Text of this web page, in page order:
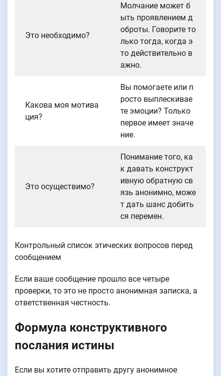
Это необходимо?
Молчание может б
ыть проявлением д
оброты. Говорите то
лько тогда, когда э
то действительно в
ажно.
Какова моя мотива
ция?
Вы помогаете или п
росто выплескивае
те эмоции? Только
первое имеет значе
ние.
Это осуществимо?
Понимание того, ка
к давать конструкт
ивную обратную св
язь анонимно, може
т дать шанс добить
ся перемен.
Контрольный список этических вопросов перед
сообщением
Если ваше сообщение прошло все четыре
проверки, то это не просто анонимная записка, а
ответственная честность.
Формула конструктивного
послания истины
Если вы хотите отправить другу анонимное